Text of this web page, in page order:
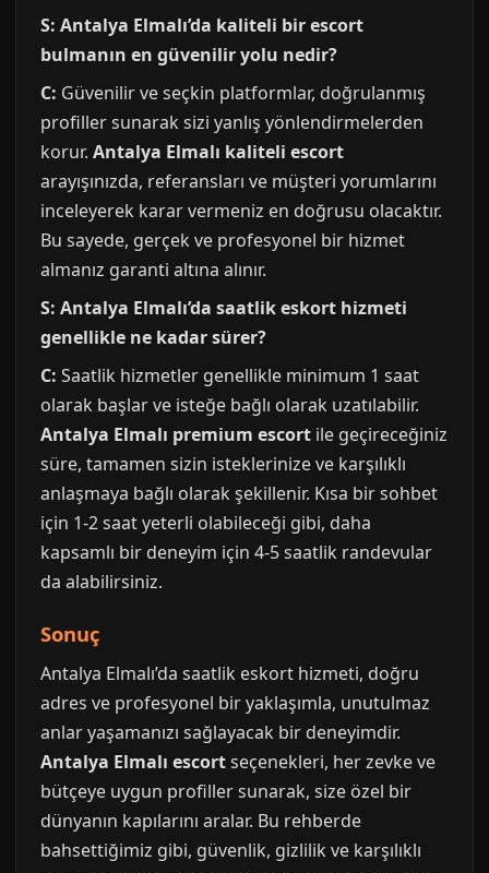
S: Antalya Elmalı’da kaliteli bir escort
bulmanın en güvenilir yolu nedir?
C: Güvenilir ve seçkin platformlar, doğrulanmış
profiller sunarak sizi yanlış yönlendirmelerden
korur. Antalya Elmalı kaliteli escort
arayışınızda, referansları ve müşteri yorumlarını
inceleyerek karar vermeniz en doğrusu olacaktır.
Bu sayede, gerçek ve profesyonel bir hizmet
almanız garanti altına alınır.
S: Antalya Elmalı’da saatlik eskort hizmeti
genellikle ne kadar sürer?
C: Saatlik hizmetler genellikle minimum 1 saat
olarak başlar ve isteğe bağlı olarak uzatılabilir.
Antalya Elmalı premium escort ile geçireceğiniz
süre, tamamen sizin isteklerinize ve karşılıklı
anlaşmaya bağlı olarak şekillenir. Kısa bir sohbet
için 1-2 saat yeterli olabileceği gibi, daha
kapsamlı bir deneyim için 4-5 saatlik randevular
da alabilirsiniz.
Sonuç
Antalya Elmalı’da saatlik eskort hizmeti, doğru
adres ve profesyonel bir yaklaşımla, unutulmaz
anlar yaşamanızı sağlayacak bir deneyimdir.
Antalya Elmalı escortseçenekleri, her zevke ve
bütçeye uygun profiller sunarak, size özel bir
dünyanın kapılarını aralar. Bu rehberde
bahsettiğimiz gibi, güvenlik, gizlilik ve karşılıklı